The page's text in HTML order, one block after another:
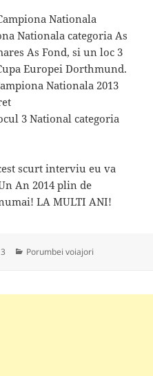
Nationala
Nationala categoria As
As Fond, si un loc 3
Europei Dorthmund.
Nationala 2013
3 National categoria
scurt interviu eu va
An 2014 plin de
LA MULTI ANI!
Categorii
Porumbei voiajori